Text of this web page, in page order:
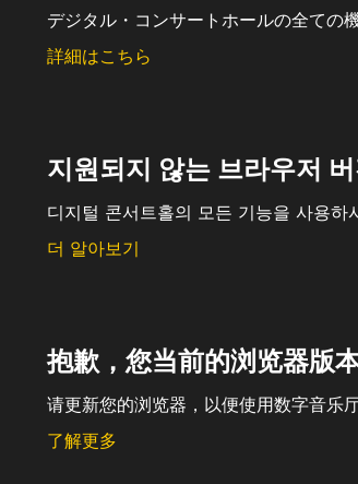
デジタル・コンサートホールの全ての
詳細はこちら
지원되지 않는 브라우저
디지털 콘서트홀의 모든 기능을 사용
더 알아보기
抱歉，您当前的浏览器版
请更新您的浏览器，以便使用数字音乐
了解更多